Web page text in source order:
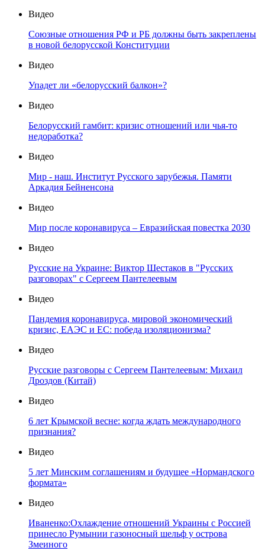
Видео
Союзные отношения РФ и РБ должны быть закреплены
в новой белорусской Конституции
Видео
Упадет ли «белорусский балкон»?
Видео
Белорусский гамбит: кризис отношений или чья-то
недоработка?
Видео
Мир - наш. Институт Русского зарубежья. Памяти
Аркадия Бейненсона
Видео
Мир после коронавируса – Евразийская повестка 2030
Видео
Русские на Украине: Виктор Шестаков в "Русских
разговорах" с Сергеем Пантелеевым
Видео
Пандемия коронавируса, мировой экономический
кризис, ЕАЭС и ЕС: победа изоляционизма?
Видео
Русские разговоры с Сергеем Пантелеевым: Михаил
Дроздов (Китай)
Видео
6 лет Крымской весне: когда ждать международного
признания?
Видео
5 лет Минским соглашениям и будущее «Нормандского
формата»
Видео
Иваненко:Охлаждение отношений Украины с Россией
принесло Румынии газоносный шельф у острова
Змеиного